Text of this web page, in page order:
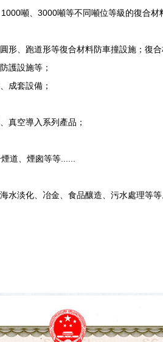
噸、3000噸等不同噸位等級的復合材
形、跑道形等復合材料防車撞設施；復
護設施等；
成套設備；
真空導入系列產品；
道、煙囪等等......
水淡化、冶金、食品釀造、污水處理等等